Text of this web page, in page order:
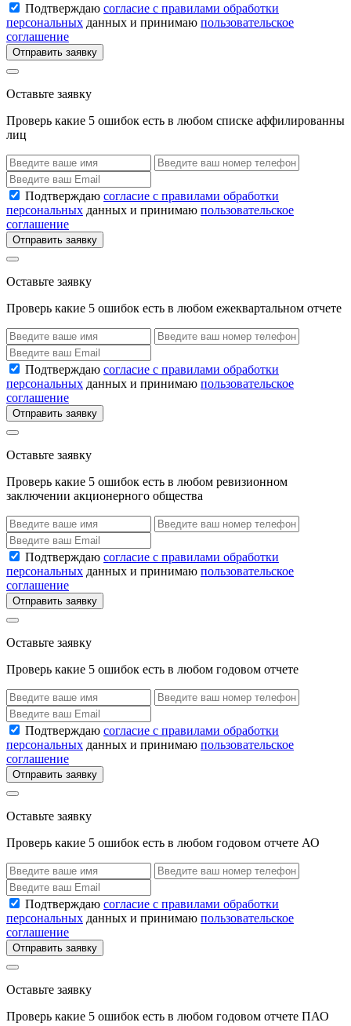
Подтверждаю согласие с правилами обработки
персональных данных и принимаю пользовательское
соглашение
Отправить заявку
Оставьте заявку
Проверь какие 5 ошибок есть в любом списке аффилированны
лиц
Подтверждаю согласие с правилами обработки
персональных данных и принимаю пользовательское
соглашение
Отправить заявку
Оставьте заявку
Проверь какие 5 ошибок есть в любом ежеквартальном отчете
Подтверждаю согласие с правилами обработки
персональных данных и принимаю пользовательское
соглашение
Отправить заявку
Оставьте заявку
Проверь какие 5 ошибок есть в любом ревизионном
заключении акционерного общества
Подтверждаю согласие с правилами обработки
персональных данных и принимаю пользовательское
соглашение
Отправить заявку
Оставьте заявку
Проверь какие 5 ошибок есть в любом годовом отчете
Подтверждаю согласие с правилами обработки
персональных данных и принимаю пользовательское
соглашение
Отправить заявку
Оставьте заявку
Проверь какие 5 ошибок есть в любом годовом отчете АО
Подтверждаю согласие с правилами обработки
персональных данных и принимаю пользовательское
соглашение
Отправить заявку
Оставьте заявку
Проверь какие 5 ошибок есть в любом годовом отчете ПАО